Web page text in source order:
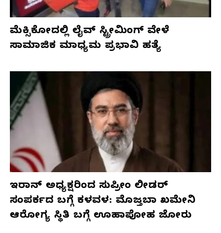
ಮೆಕ್ಸಿಕೋದಲ್ಲಿ ಲೈವ್ ಸ್ಟ್ರೀಮಿಂಗ್ ವೇಳೆ
ಸಾಮಾಜಿಕ ಮಾಧ್ಯಮ ಪ್ರಭಾವಿ ಹತ್ಯೆ
ಇರಾನ್ ಅಧ್ಯಕ್ಷರಿಂದ ಸುಪ್ರೀಂ ಲೀಡರ್
ಸಂಪರ್ಕದ ಬಗ್ಗೆ ಕಳವಳ: ಮೊಜ್ತಬಾ ಖಮೇನಿ
ಆರೋಗ್ಯ ಸ್ಥಿತಿ ಬಗ್ಗೆ ಊಹಾಪೋಹ ಜೋರು